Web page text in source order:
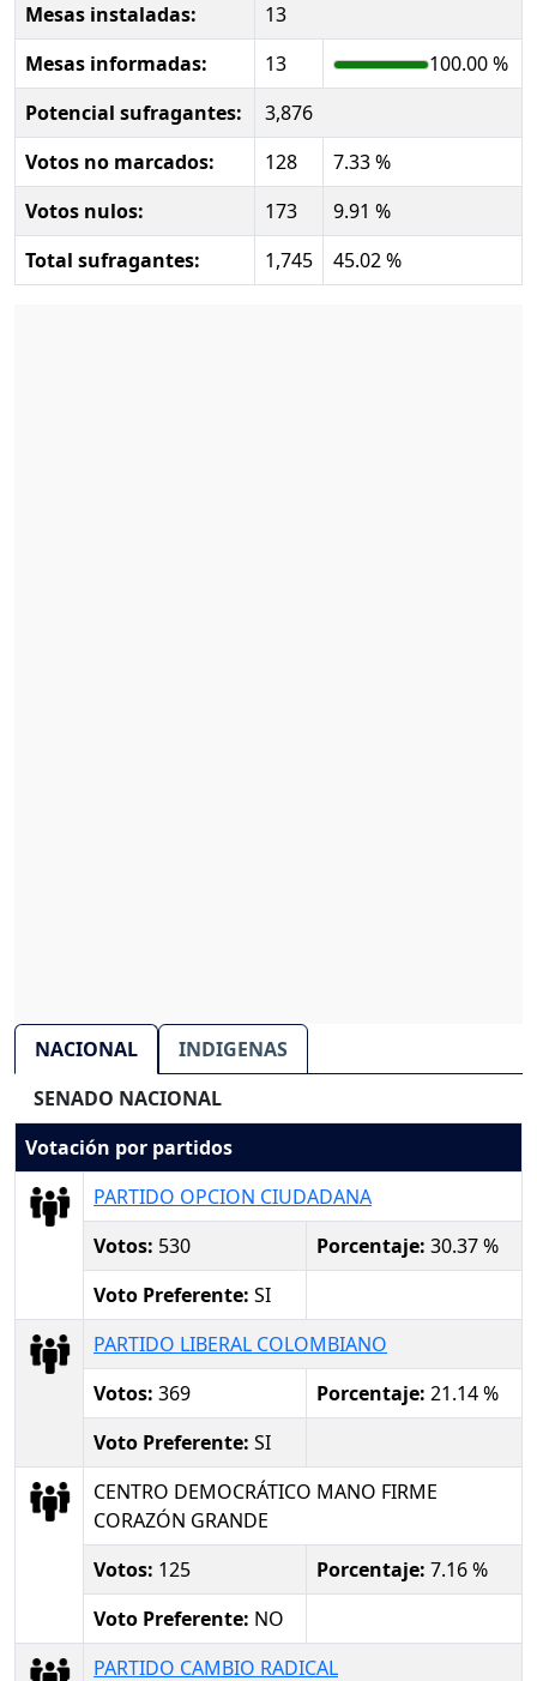
Mesas instaladas:
13
Mesas informadas:
13
100.00 %
Potencial sufragantes:
3,876
Votos no marcados:
128
7.33 %
Votos nulos:
173
9.91 %
Total sufragantes:
1,745 45.02 %
NACIONAL
INDIGENAS
SENADO NACIONAL
Votación por partidos
PARTIDO OPCION CIUDADANA
Votos: 530 Porcentaje: 30.37 %
Voto Preferente: SI
PARTIDO LIBERAL COLOMBIANO
Votos: 369 Porcentaje: 21.14 %
Voto Preferente: SI
CENTRO DEMOCRÁTICO MANO FIRME
CORAZÓN GRANDE
Votos: 125 Porcentaje: 7.16 %
Voto Preferente: NO
PARTIDO CAMBIO RADICAL